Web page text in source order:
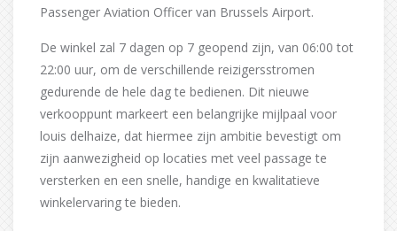
Passenger Aviation Officer van Brussels Airport.
De winkel zal 7 dagen op 7 geopend zijn, van 06:00 tot
22:00 uur, om de verschillende reizigersstromen
gedurende de hele dag te bedienen. Dit nieuwe
verkooppunt markeert een belangrijke mijlpaal voor
louis delhaize, dat hiermee zijn ambitie bevestigt om
zijn aanwezigheid op locaties met veel passage te
versterken en een snelle, handige en kwalitatieve
winkelervaring te bieden.